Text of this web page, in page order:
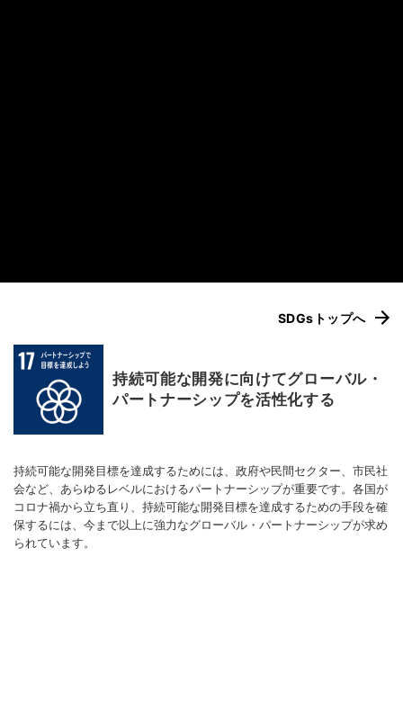
SDGsトップへ
持続可能な開発に向けてグローバル・
パートナーシップを活性化する
持続可能な開発目標を達成するためには、政府や民間セクター、市民社
会など、あらゆるレベルにおけるパートナーシップが重要です。各国が
コロナ禍から立ち直り、持続可能な開発目標を達成するための手段を確
保するには、今まで以上に強力なグローバル・パートナーシップが求め
られています。